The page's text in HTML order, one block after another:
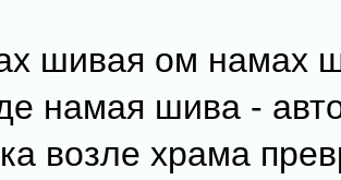
шивая ом намах
намая шива -
возле храма